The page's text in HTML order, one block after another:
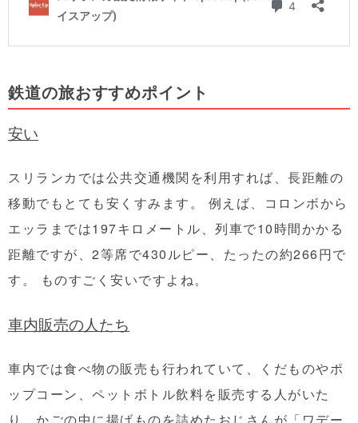
鉄道の旅おすすめポイント
安い
スリランカでは公共交通機関を利用すれば、長距離の
移動でもとても安くすみます。 例えば、コロンボから
エッラまでは197キロメートル、列車で10時間かかる
距離ですが、2等席で430ルピー、たったの約266円で
す。 ものすごく安いですよね。
車内販売の人たち
車内では食べ物の販売も行われていて、くだものやポ
ップコーン、ペットボトル飲料を販売する人がいた
り、かごの中に揚げものを詰めたおじさんが「ワデー